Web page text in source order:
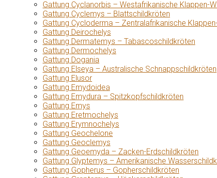
Gattung Cyclanorbis – Westafrikanische Klappen-
Gattung Cyclemys – Blattschildkröten
Gattung Cycloderma – Zentralafrikanische
Gattung Deirochelys
Gattung Dermatemys – Tabascoschildkröten
Gattung Dermochelys
Gattung Dogania
Gattung Elseya – Australische Schnappschildkröten
Gattung Elusor
Gattung Emydoidea
Gattung Emydura – Spitzkopfschildkröten
Gattung Emys
Gattung Eretmochelys
Gattung Erymnochelys
Gattung Geochelone
Gattung Geoclemys
Gattung Geoemyda – Zacken-Erdschildkröten
Gattung Glyptemys – Amerikanische
Gattung Gopherus – Gopherschildkröten